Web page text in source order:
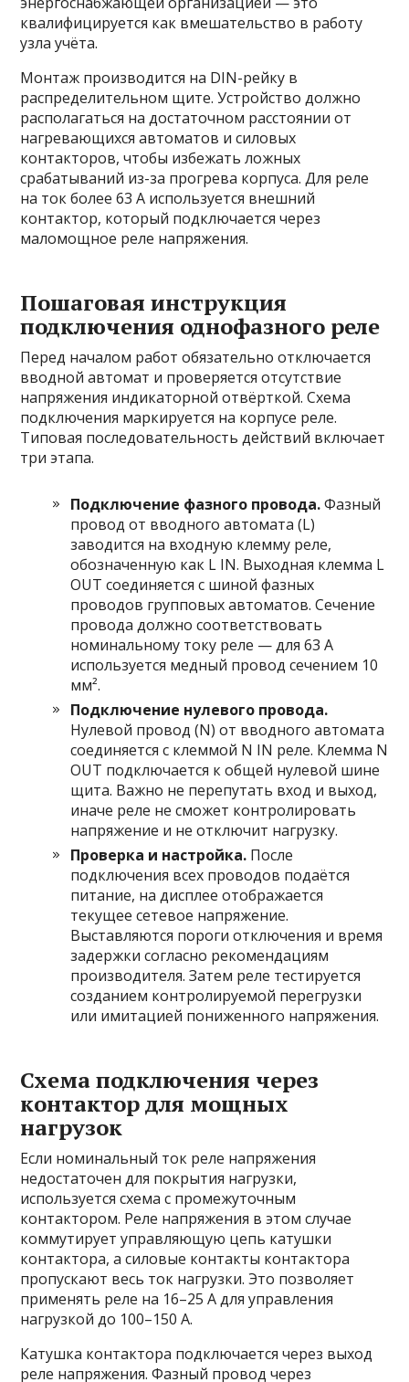
квалифицируется как вмешательство в работу
узла учёта.
Монтаж производится на DIN-рейку в
распределительном щите. Устройство должно
располагаться на достаточном расстоянии от
нагревающихся автоматов и силовых
контакторов, чтобы избежать ложных
срабатываний из-за прогрева корпуса. Для реле
на ток более 63 А используется внешний
контактор, который подключается через
маломощное реле напряжения.
Пошаговая инструкция
подключения однофазного реле
Перед началом работ обязательно отключается
вводной автомат и проверяется отсутствие
напряжения индикаторной отвёрткой. Схема
подключения маркируется на корпусе реле.
Типовая последовательность действий включает
три этапа.
Подключение фазного провода.Фазный
провод от вводного автомата (L)
заводится на входную клемму реле,
обозначенную как L IN. Выходная клемма L
OUT соединяется с шиной фазных
проводов групповых автоматов. Сечение
провода должно соответствовать
номинальному току реле — для 63 А
используется медный провод сечением 10
мм².
Подключение нулевого провода.
Нулевой провод (N) от вводного автомата
соединяется с клеммой N IN реле. Клемма N
OUT подключается к общей нулевой шине
щита. Важно не перепутать вход и выход,
иначе реле не сможет контролировать
напряжение и не отключит нагрузку.
Проверка и настройка. После
подключения всех проводов подаётся
питание, на дисплее отображается
текущее сетевое напряжение.
Выставляются пороги отключения и время
задержки согласно рекомендациям
производителя. Затем реле тестируется
созданием контролируемой перегрузки
или имитацией пониженного напряжения.
Схема подключения через
контактор для мощных
нагрузок
Если номинальный ток реле напряжения
недостаточен для покрытия нагрузки,
используется схема с промежуточным
контактором. Реле напряжения в этом случае
коммутирует управляющую цепь катушки
контактора, а силовые контакты контактора
пропускают весь ток нагрузки. Это позволяет
применять реле на 16–25 А для управления
нагрузкой до 100–150 А.
Катушка контактора подключается через выход
реле напряжения. Фазный провод через